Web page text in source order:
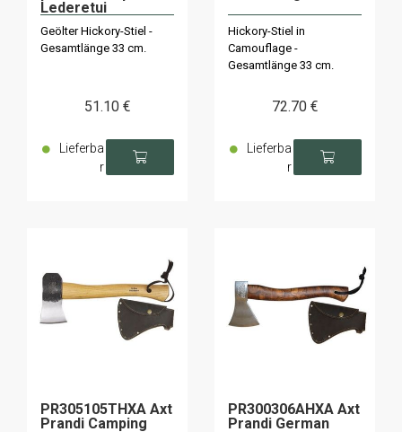
Lederetui
Geölter Hickory-Stiel -
Gesamtlänge 33 cm.
51.10 €
Lieferba
r
Hickory-Stiel in
Camouflage -
Gesamtlänge 33 cm.
72.70 €
Lieferba
r
PR305105THXA Axt
Prandi Camping
PR300306AHXA Axt
Prandi German